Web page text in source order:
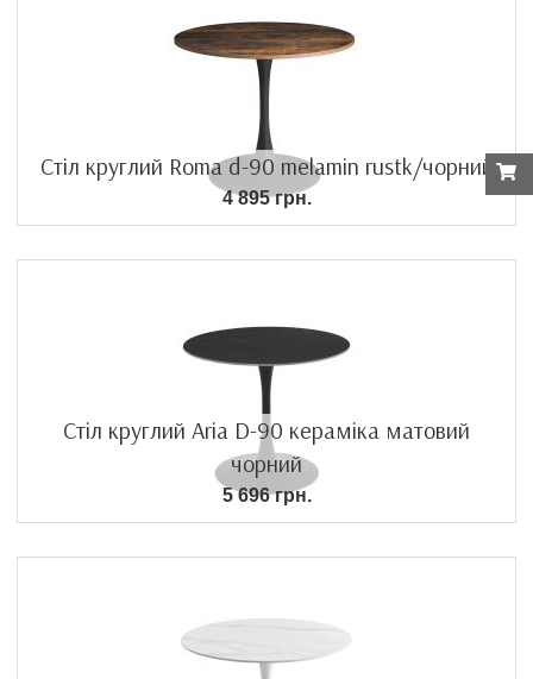
Стіл круглий Roma d-90 melamin rustk/чорний
4 895 грн.
Стіл круглий Aria D-90 кераміка матовий
чорний
5 696 грн.